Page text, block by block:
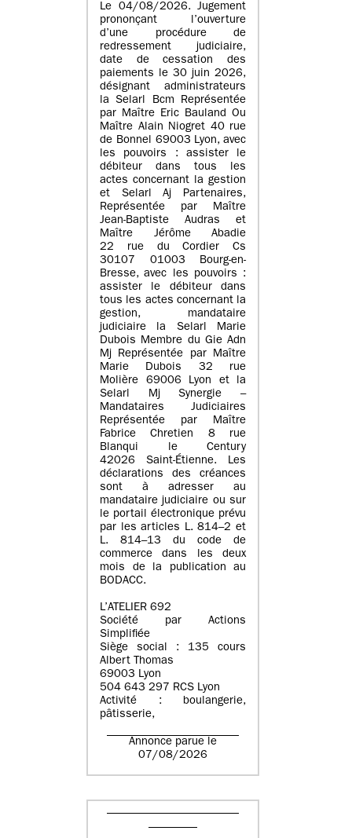
Le 04/08/2026. Jugement
prononçant l’ouverture
d’une procédure de
redressement judiciaire,
date de cessation des
paiements le 30 juin 2026,
désignant administrateurs
la Selarl Bcm Représentée
par Maître Eric Bauland Ou
Maître Alain Niogret 40 rue
de Bonnel 69003 Lyon, avec
les pouvoirs : assister le
débiteur dans tous les
actes concernant la gestion
et Selarl Aj Partenaires,
Représentée par Maître
Jean-Baptiste Audras et
Maître Jérôme Abadie
22 rue du Cordier Cs
30107 01003 Bourg-en-
Bresse, avec les pouvoirs :
assister le débiteur dans
tous les actes concernant la
gestion, mandataire
judiciaire la Selarl Marie
Dubois Membre du Gie Adn
Mj Représentée par Maître
Marie Dubois 32 rue
Molière 69006 Lyon et la
Selarl Mj Synergie –
Mandataires Judiciaires
Représentée par Maître
Fabrice Chretien 8 rue
Blanqui le Century
42026 Saint-Étienne. Les
déclarations des créances
sont à adresser au
mandataire judiciaire ou sur
le portail électronique prévu
par les articles L. 814–2 et
L. 814–13 du code de
commerce dans les deux
mois de la publication au
BODACC.
L’ATELIER 692
Société par Actions
Simplifiée
Siège social : 135 cours
Albert Thomas
69003 Lyon
504 643 297 RCS Lyon
Activité : boulangerie,
pâtisserie,
Annonce parue le
07/08/2026